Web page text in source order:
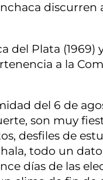
discurren
del Plata (1969)
a la
del 6 de
son muy
desfiles de
todo un
días de las